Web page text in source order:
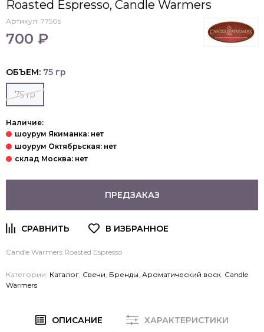
Roasted Espresso, Candle Warmers
Артикул: 7750s
700 ₽
ОБЪЕМ: 75 гр
75 гр
Наличие:
ПРЕДЗАКАЗ
Candle Warmers Roasted Espresso
Категории: Каталог Свечи Бренды Ароматический воск Candle
Warmers
ОПИСАНИЕ
ХАРАКТЕРИСТИКИ